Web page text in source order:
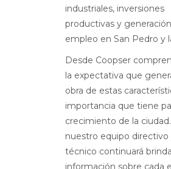
industriales, inversiones
productivas y
empleo en San Pedro y
Desde Coopser
la expectativa que
obra de estas
importancia que tiene
crecimiento de la
nuestro equipo directivo
técnico continuará
información sobre cada